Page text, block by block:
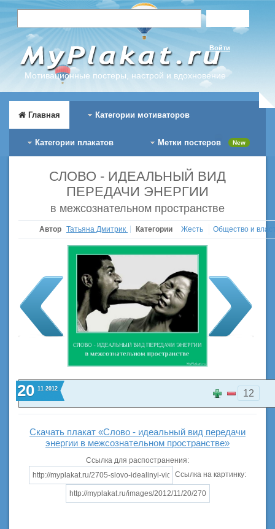
Мотивационные постеры, настрой и вдохновение
Войти
Главная Категории мотиваторов
Категории плакатов Метки постеров New
СЛОВО - ИДЕАЛЬНЫЙ ВИД
ПЕРЕДАЧИ ЭНЕРГИИ
в межсознательном пространстве
Автор Татьяна Дмитрик Категории Жесть Общество и
20 11 2012 12
Скачать плакат «Слово - идеальный вид передачи
энергии в межсознательном пространстве»
Ссылка для распостранения:
Ссылка на картинку: